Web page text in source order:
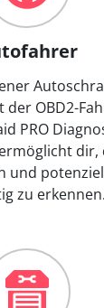
OBD2-
PRO
dir,
und
zu erkennen.